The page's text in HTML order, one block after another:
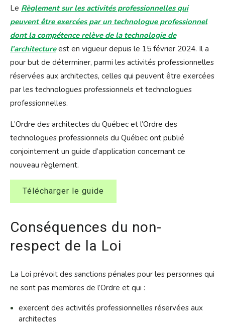
Le Règlement sur les activités professionnelles qui
peuvent être exercées par un technologue professionnel
dont la compétence relève de la technologie de
l’architecture est en vigueur depuis le 15 février 2024. Il a
pour but de déterminer, parmi les activités professionnelles
réservées aux architectes, celles qui peuvent être exercées
par les technologues professionnels et technologues
professionnelles.
L’Ordre des architectes du Québec et l’Ordre des
technologues professionnels du Québec ont publié
conjointement un guide d’application concernant ce
nouveau règlement.
Télécharger le guide
Conséquences du non-
respect de la Loi
La Loi prévoit des sanctions pénales pour les personnes qui
ne sont pas membres de l’Ordre et qui :
exercent des activités professionnelles réservées aux
architectes